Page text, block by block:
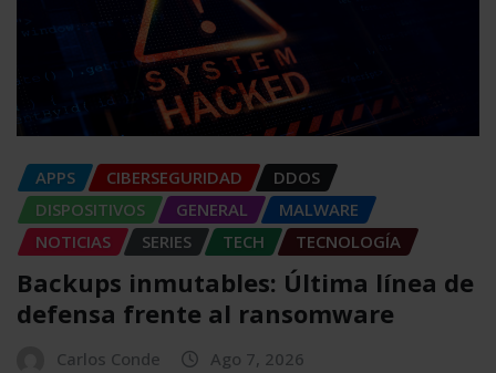
APPS CIBERSEGURIDAD
DDOS
DISPOSITIVOS
GENERAL
MALWARE
NOTICIAS
SERIES TECH TECNOLOGÍA
Backups inmutables: Última línea de
defensa frente al ransomware
Carlos Conde Ago 7, 2026